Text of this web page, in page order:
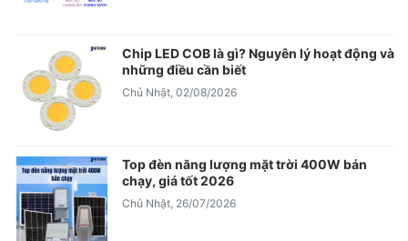
Chip LED COB là gì? Nguyên lý hoạt động và
những điều cần biết
Chủ Nhật, 02/08/2026
Top đèn năng lượng mặt trời 400W bán
chạy, giá tốt 2026
Chủ Nhật, 26/07/2026